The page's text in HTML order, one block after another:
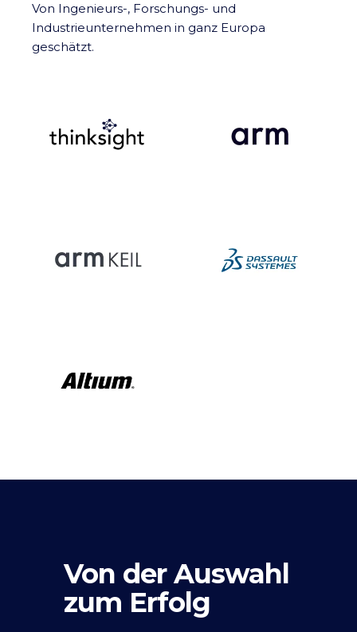
Von Ingenieurs-, Forschungs- und
Industrieunternehmen in ganz Europa
geschätzt.
Von der Auswahl
zum Erfolg